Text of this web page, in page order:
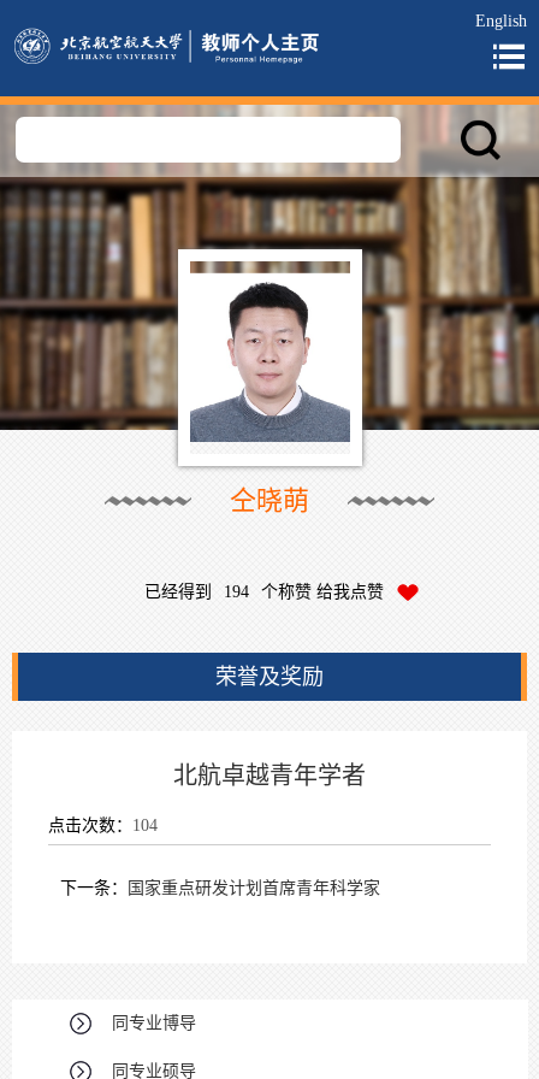
English
仝晓萌
已经得到 194 个称赞 给我点赞
荣誉及奖励
北航卓越青年学者
点击次数： 104
下一条： 国家重点研发计划首席青年科学家
同专业博导
同专业硕导